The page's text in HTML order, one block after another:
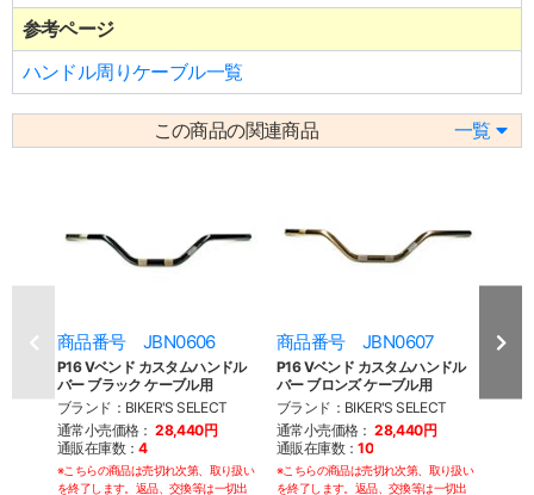
参考ページ
ハンドル周りケーブル一覧
この商品の関連商品 一覧
商品番号 JBN0606
P16 Vベンド カスタムハンドル
バー ブラック ケーブル用
ブランド：BIKER'S SELECT
通常小売価格： 28,440円
通販在庫数：4
※こちらの商品は売切れ次第、取り扱い
を終了します。返品、交換等は一切出
商品番号 JBN0607
P16 Vベンド カスタムハンドル
バー ブロンズ ケーブル用
ブランド：BIKER'S SELECT
通常小売価格： 28,440円
通販在庫数：10
※こちらの商品は売切れ次第、取り扱い
を終了します。返品、交換等は一切出
商